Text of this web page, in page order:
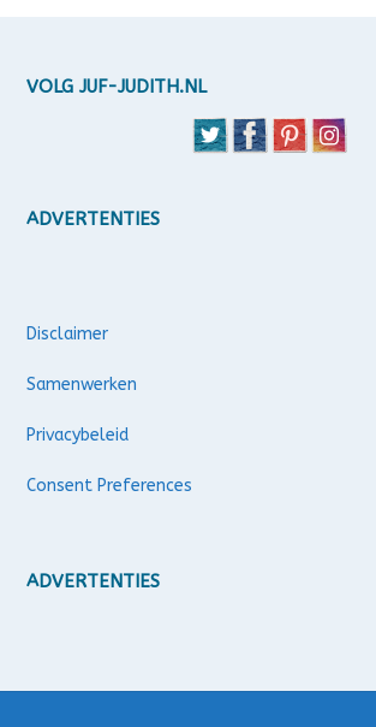
VOLG JUF-JUDITH.NL
ADVERTENTIES
Disclaimer
Samenwerken
Privacybeleid
Consent Preferences
ADVERTENTIES